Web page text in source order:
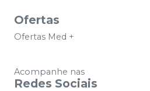
Ofertas
Ofertas Med +
Acompanhe nas
Redes Sociais